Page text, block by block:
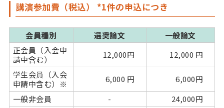
講演参加費（税込） *1件の申込につき
会員種別 選奨論文
一般論文
正会員（入会申
請中含む）
12,000円
12,000 円
学生会員（入会
申請中含む）※
6,000 円
6,000円
一般非会員
-
24,000円